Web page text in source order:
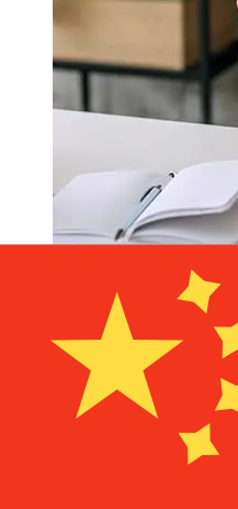
從OP Bank EUR
從歐元成員國到OP Bank 中
款方式和交易時間。國際銀